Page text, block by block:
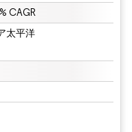
CAGR
太平洋
BY 4.0の表示が必要です。